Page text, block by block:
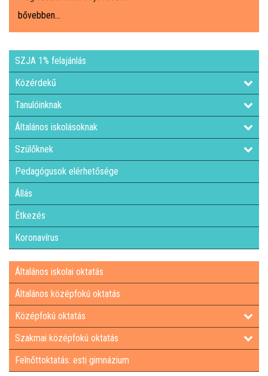
INTÉZMÉNYI DOKUMENTUMOK
KÖZZÉTÉTELI LISTA
JELENTKEZÉSI LAP/FELVÉTELI KÉRVÉNY
LETÖLTHETŐ NYOMTATVÁNYOK
DUÁLIS PARTNEREINK A SZAKKKÉPZÉSBEN
bővebben...
SZJA 1% felajánlás
Közérdekű
Tanulóinknak
Általános iskolásoknak
Szülőknek
Pedagógusok elérhetősége
Állás
Étkezés
Koronavírus
Általános iskolai oktatás
Általános középfokú oktatás
Középfokú oktatás
Szakmai középfokú oktatás
Felnőttoktatás: esti gimnázium